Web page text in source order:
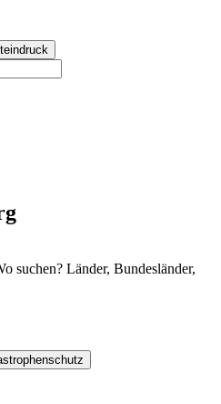
suchen? Länder, Bundesländer,